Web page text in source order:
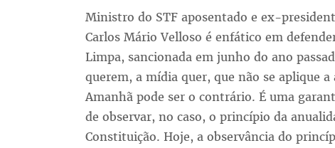
Ministro do STF aposentado e ex-
Carlos Mário Velloso é enfático em
Limpa, sancionada em junho do ano
querem, a mídia quer, que não se aplique
Amanhã pode ser o contrário. É uma
de observar, no caso, o princípio da
Constituição. Hoje, a observância do